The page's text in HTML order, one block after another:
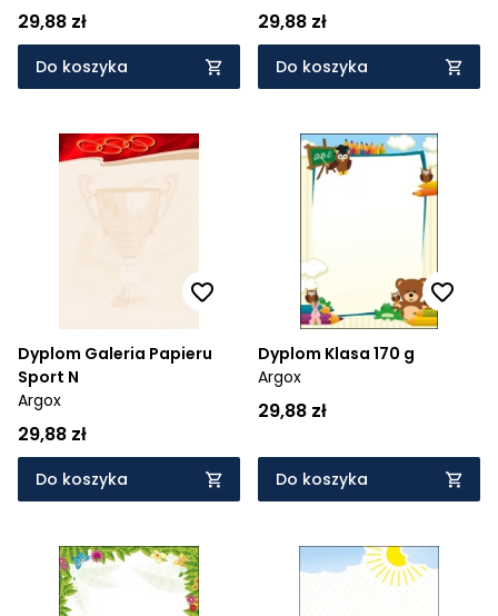
29,88 zł
Do koszyka
29,88 zł
Do koszyka
Dyplom Galeria Papieru
Sport N
Argox
29,88 zł
Do koszyka
Dyplom Klasa 170 g
Argox
29,88 zł
Do koszyka